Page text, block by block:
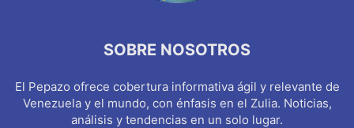
SOBRE NOSOTROS
El Pepazo ofrece cobertura informativa ágil y relevante de
Venezuela y el mundo, con énfasis en el Zulia. Noticias,
análisis y tendencias en un solo lugar.